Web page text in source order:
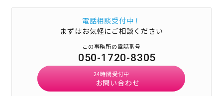
電話相談受付中！
まずはお気軽にご相談ください
この事務所の電話番号
050-1720-8305
24時間受付中
お問い合わせ